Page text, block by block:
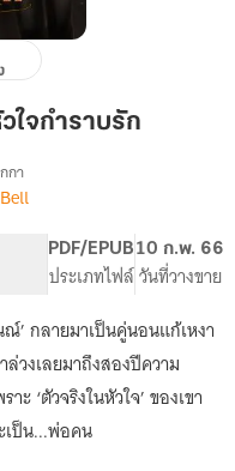
ใจกำราบรัก
กา
PDF/EPUB
ประเภทไฟล์
10 ก.พ. 66
วันที่วางขาย
’ กลายมาเป็นคู่นอนแก้เหงา
ล่วงเลยมาถึงสองปีความ
‘ตัวจริงในหัวใจ’ ของเขา
เป็น...พ่อคน